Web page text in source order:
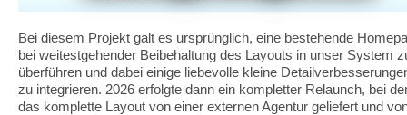
Bei diesem Projekt galt es ursprünglich, eine bestehende
bei weitestgehender Beibehaltung des Layouts in unser System
überführen und dabei einige liebevolle kleine
zu integrieren. 2026 erfolgte dann ein kompletter Relaunch, bei
das komplette Layout von einer externen Agentur geliefert und